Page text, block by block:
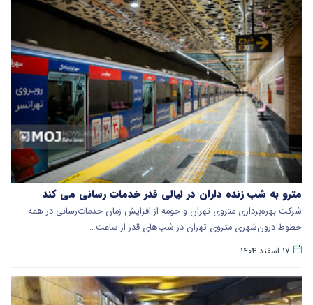
مترو به شب زنده داران در لیالی قدر خدمات رسانی می کند
شرکت بهره‌برداری متروی تهران و حومه از افزایش زمان خدمات‌رسانی در همه
خطوط درون‌شهری متروی تهران در شب‌های قدر از ساعت…
۱۷ اسفند ۱۴۰۴